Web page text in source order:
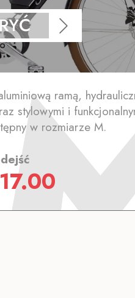
ramą,
stylowymi i
w rozmiarze M.
17.00